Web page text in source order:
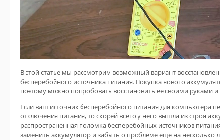
В этой статье мы рассмотрим возможный вариант
бесперебойного источника питания. Покупка нового
поэтому можно попробовать восстановить её своими руками
Если ваш источник бесперебойного питания для компьютера
отключения питания, то скорей всего у него вышла из строя
распространенная поломка бесперебойных источников
заменить аккумулятор и забыть о проблеме ещё на несколько